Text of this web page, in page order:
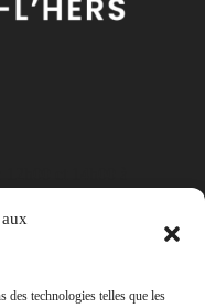
des technologies telles que les